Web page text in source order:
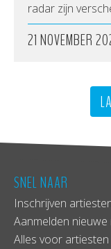
radar zijn
21 NOVEMBER
SNEL NAAR
Inschrijven
Aanmelden nieuwe
Alles voor artiesten